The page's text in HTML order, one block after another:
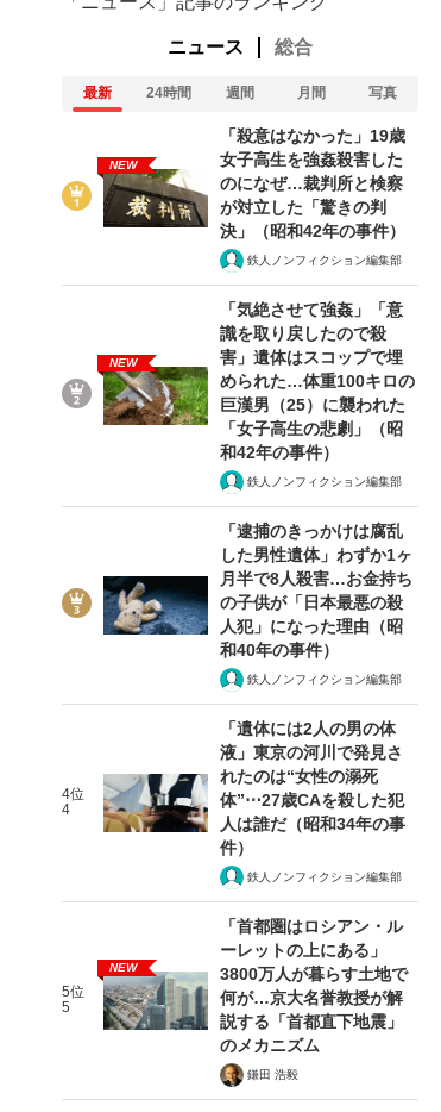
ニュース 総合
最新 24時間 週間 月間 写真
NEW
「殺意はなかった」19歳
女子高生を強姦殺害した
のになぜ…裁判所と検察
が対立した「驚きの判
決」（昭和42年の事件）
鉄人ノンフィクション編集部
NEW
「気絶させて強姦」「意
識を取り戻したので殺
害」遺体はスコップで埋
められた…体重100キロの
巨漢男（25）に襲われた
「女子高生の悲劇」（昭
和42年の事件）
鉄人ノンフィクション編集部
「逮捕のきっかけは腐乱
した男性遺体」わずか1ヶ
月半で8人殺害…お金持ち
の子供が「日本最悪の殺
人犯」になった理由（昭
和40年の事件）
鉄人ノンフィクション編集部
4位
4
「遺体には2人の男の体
液」東京の河川で発見さ
れたのは“女性の溺死
体”⋯27歳CAを殺した犯
人は誰だ（昭和34年の事
件）
鉄人ノンフィクション編集部
5位
5
NEW
「首都圏はロシアン・ル
ーレットの上にある」
3800万人が暮らす土地で
何が…京大名誉教授が解
説する「首都直下地震」
のメカニズム
鎌田 浩毅